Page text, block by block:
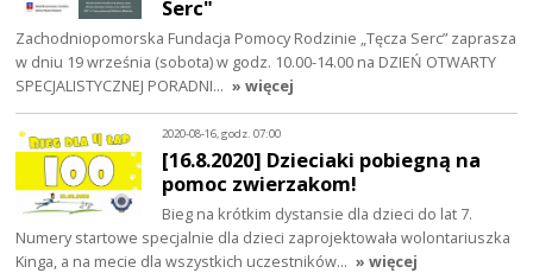
Serc"
Zachodniopomorska Fundacja Pomocy Rodzinie „Tęcza Serc” zaprasza
w dniu 19 września (sobota) w godz. 10.00-14.00 na DZIEŃ OTWARTY
SPECJALISTYCZNEJ PORADNI… » więcej
2020-08-16, godz. 07:00
[16.8.2020] Dzieciaki pobiegną na
pomoc zwierzakom!
Bieg na krótkim dystansie dla dzieci do lat 7.
Numery startowe specjalnie dla dzieci zaprojektowała wolontariuszka
Kinga, a na mecie dla wszystkich uczestników… » więcej